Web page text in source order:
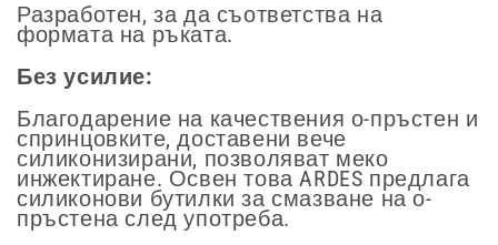
Разработен, за да съответства на
формата на ръката.
Без усилие:
Благодарение на качествения о-пръстен и
спринцовките, доставени вече
силиконизирани, позволяват меко
инжектиране. Освен това ARDES предлага
силиконови бутилки за смазване на о-
пръстена след употреба.